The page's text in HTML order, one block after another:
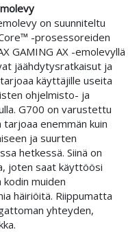
on suunniteltu
-prosessoreiden
GAMING AX -emolevyllä
jäähdytysratkaisut ja
käyttäjille useita
ohjelmisto- ja
G700 on varustettu
enemmän kuin
ja suurten
hetkessä. Siinä on
joten saat käyttöösi
muiden
häiriöitä. Riippumatta
yhteyden,